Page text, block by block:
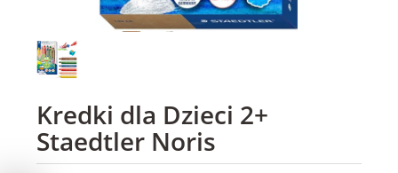
Kredki dla Dzieci 2+
Staedtler Noris